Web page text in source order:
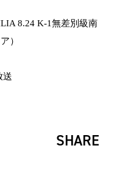
8.24 K-1無差別級南
）
送
SHARE